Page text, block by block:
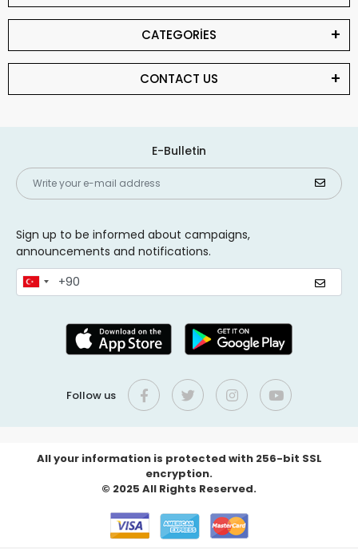
CATEGORİES
CONTACT US
E-Bulletin
Sign up to be informed about campaigns,
announcements and notifications.
Follow us
All your information is protected with 256-bit SSL
encryption.
© 2025 All Rights Reserved.